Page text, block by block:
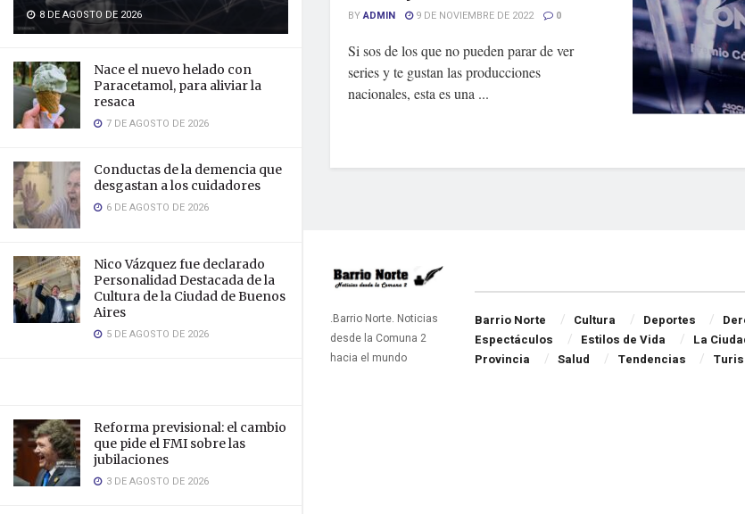
8 DE AGOSTO DE 2026
Nace el nuevo helado con
Paracetamol, para aliviar la
resaca
7 DE AGOSTO DE 2026
Conductas de la demencia que
desgastan a los cuidadores
6 DE AGOSTO DE 2026
Nico Vázquez fue declarado
Personalidad Destacada de la
Cultura de la Ciudad de Buenos
Aires
5 DE AGOSTO DE 2026
Reforma previsional: el cambio
que pide el FMI sobre las
jubilaciones
3 DE AGOSTO DE 2026
BYADMIN 9 DE NOVIEMBRE DE 2022 0
Si sos de los que no pueden parar de ver
series y te gustan las producciones
nacionales, esta es una ...
.Barrio Norte. Noticias
desde la Comuna 2
hacia el mundo
Barrio Norte Cultura Deportes
Espectáculos
Estilos de Vida La
Provincia
Salud Tendencias